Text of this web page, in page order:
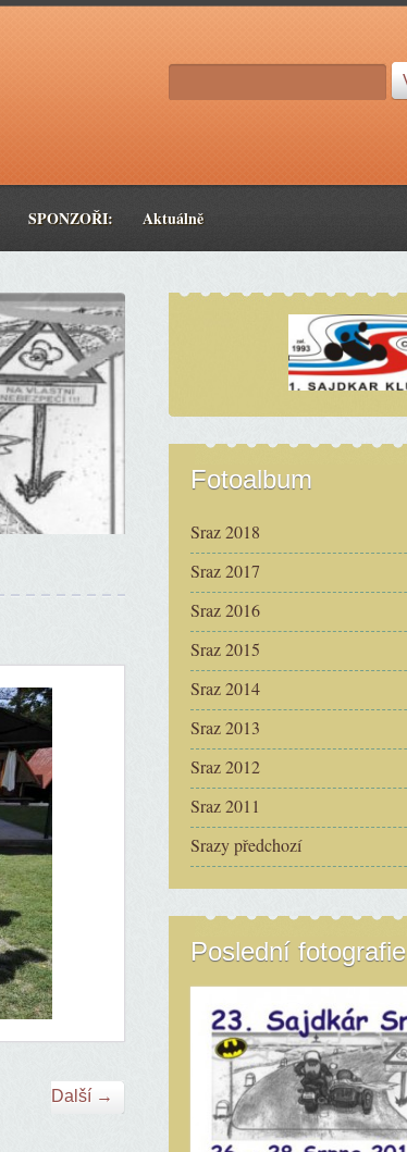
SPONZOŘI: Aktuálně
Další →
Fotoalbum
Sraz 2018
Sraz 2017
Sraz 2016
Sraz 2015
Sraz 2014
Sraz 2013
Sraz 2012
Sraz 2011
Srazy předchozí
Poslední fotografie